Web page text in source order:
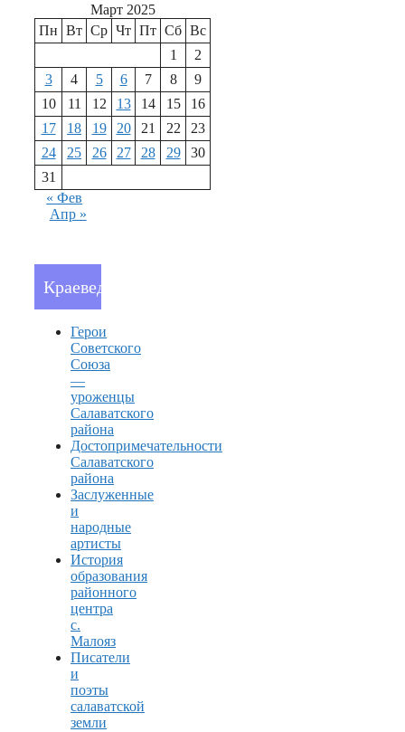
Март 2025
Пн Вт Ср Чт Пт Сб Вс
1
2
3
4 5 6 7 8
9
10
11 12 13 14 15
16
17
18 19 20 21 22
23
24
25 26 27 28 29
30
31
« Фев
Апр »
Краеведение
Герои
Советского
Союза
—
уроженцы
Салаватского
района
Достопримечательности
Салаватского
района
Заслуженные
и
народные
артисты
История
образования
районного
центра
с.
Малояз
Писатели
и
поэты
салаватской
земли